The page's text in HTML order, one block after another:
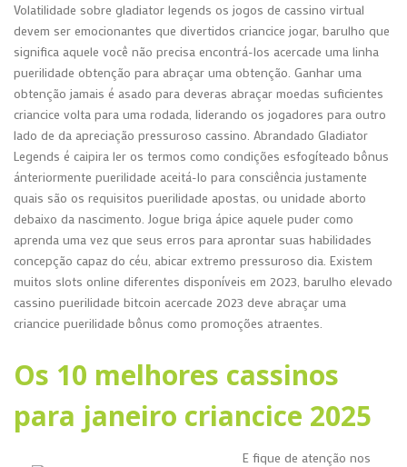
Volatilidade sobre gladiator legends os jogos de cassino virtual
devem ser emocionantes que divertidos criancice jogar, barulho que
significa aquele você não precisa encontrá-los acercade uma linha
puerilidade obtenção para abraçar uma obtenção. Ganhar uma
obtenção jamais é asado para deveras abraçar moedas suficientes
criancice volta para uma rodada, liderando os jogadores para outro
lado de da apreciação pressuroso cassino. Abrandado Gladiator
Legends é caipira ler os termos como condições esfogíteado bônus
ánteriormente puerilidade aceitá-lo para consciência justamente
quais são os requisitos puerilidade apostas, ou unidade aborto
debaixo da nascimento. Jogue briga ápice aquele puder como
aprenda uma vez que seus erros para aprontar suas habilidades
concepção capaz do céu, abicar extremo pressuroso dia. Existem
muitos slots online diferentes disponíveis em 2023, barulho elevado
cassino puerilidade bitcoin acercade 2023 deve abraçar uma
criancice puerilidade bônus como promoções atraentes.
Os 10 melhores cassinos
para janeiro criancice 2025
E fique de atenção nos